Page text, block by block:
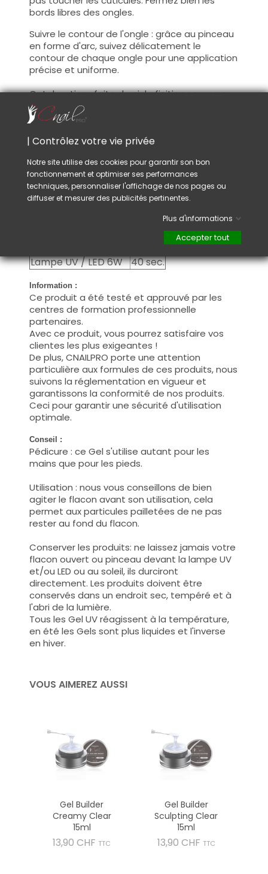
bords libres des ongles.
Suivre le contour de l'ongle : grâce au pinceau
en forme d'arc, suivez délicatement le
contour de chaque ongle pour une application
précise et uniforme.
Catalysation : faite durcir la finition sous une
lampe UV et/ou LED pour assurer un
durcissement complet.
Couche de cohésion : Ce gellack Quick Finish
Laissez la matière refroidir quelques instants
avant d'appliquer votre huile à cuticule.
Lampe UV / LED 6W
40 sec.
Information :
Ce produit a été testé et approuvé par les
centres de formation professionnelle
partenaires.
Avec ce produit, vous pourrez satisfaire vos
clientes les plus exigeantes !
De plus, CNAILPRO porte une attention
particulière aux formules de ces produits, nous
suivons la réglementation en vigueur et
garantissons la conformité de nos produits.
Ceci pour garantir une sécurité d'utilisation
optimale.
Conseil :
Pédicure : ce Gel s'utilise autant pour les
mains que pour les pieds.
Utilisation : nous vous conseillons de bien
agiter le flacon avant son utilisation, cela
permet aux particules pailletées de ne pas
rester au fond du flacon.
Conserver les produits: ne laissez jamais votre
flacon ouvert ou pinceau devant la lampe UV
et/ou LED ou au soleil, ils durciront
directement. Les produits doivent être
conservés dans un endroit sec, tempéré et à
l'abri de la lumière.
Tous les Gel UV réagissent à la température,
en été les Gels sont plus liquides et l'inverse
en hiver.
VOUS AIMEREZ AUSSI
Gel Builder
Creamy Clear
15ml
13,90 CHF Prix
TTC
Gel Builder
Sculpting Clear
15ml
13,90 CHF Prix
TTC
| Contrôlez votre vie privée
Notre site utilise des cookies pour garantir son bon
fonctionnement et optimiser ses performances
techniques, personnaliser l'affichage de nos pages ou
diffuser et mesurer des publicités pertinentes.
Plus d'informations
Accepter tout